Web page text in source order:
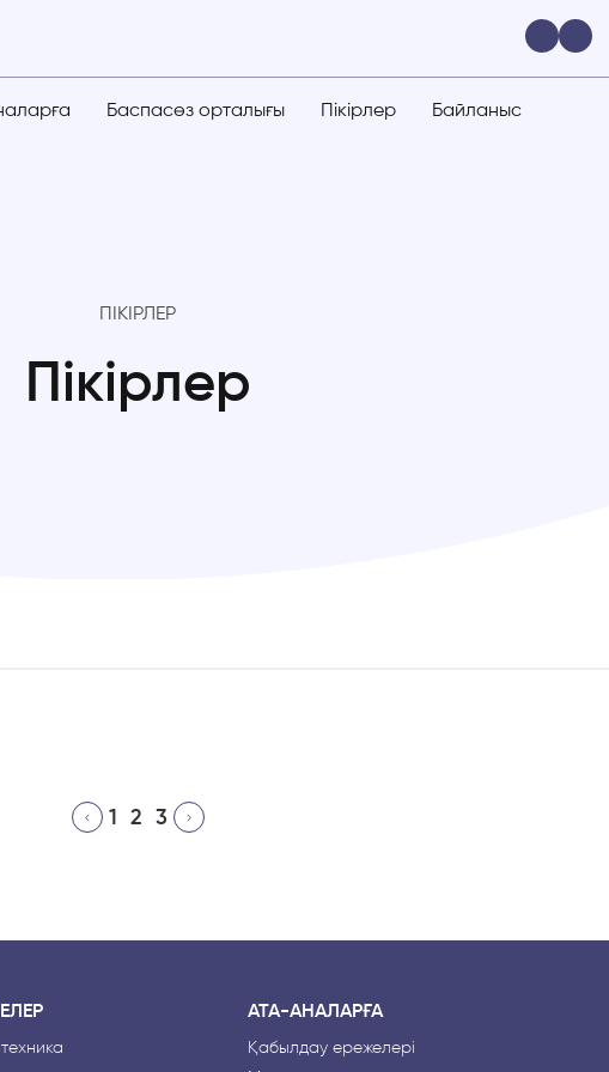
Баспасөз орталығы Пікірлер Байланыс
ПІКІРЛЕР
Пікірлер
1 2 3
АТА-АНАЛАРҒА
Қабылдау ережелері